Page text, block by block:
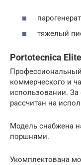
тяжелый
Portotecnica
Профессиональный
коммерческого и
использовании. За
рассчитан на
Модель снабжена
поршнями.
Укомплектована